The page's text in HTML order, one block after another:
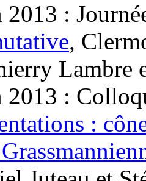
:
,
Lambre
2013 :
: